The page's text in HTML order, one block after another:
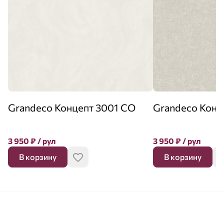
Grandeco Концепт 3001 CO
3 950 ₽ / рул
В корзину
Grandeco
3 950 ₽ / рул
В корзину